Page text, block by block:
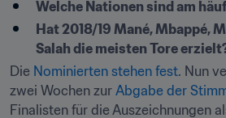
Welche Nationen sind am
Hat 2018/19 Mané, Mbappé,
Salah die meisten Tore
Die Nominierten stehen fest. Nun
zwei Wochen zur Abgabe der
Finalisten für die Auszeichnungen